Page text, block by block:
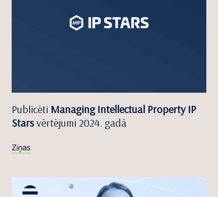
Publicēti Managing Intellectual Property IP
Starsvērtējumi 2024. gadā
Ziņas